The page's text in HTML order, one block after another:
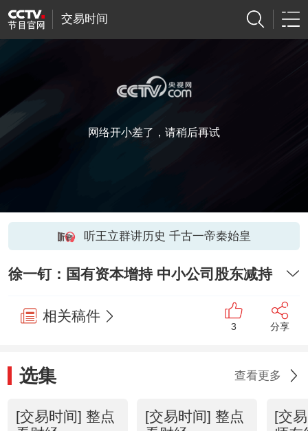
交易时间
网络开小差了，请稍后再试
听王立群讲历史 千古一帝秦始皇
徐一钉：国有资本增持 中小公司股东减持
相关稿件
3 分享
选集 查看更多
[交易时间] 整点
[交易时间] 整点
[交